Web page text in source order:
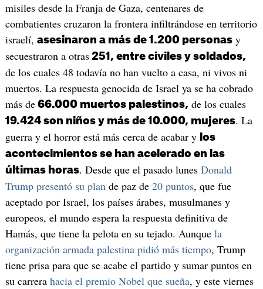
misiles desde la Franja de Gaza, centenares de
combatientes cruzaron la frontera infiltrándose en territorio
israelí, asesinaron a más de 1.200 personasy
secuestraron a otras251, entre civiles y soldados,
de los cuales 48 todavía no han vuelto a casa, ni vivos ni
muertos. La respuesta genocida de Israel ya se ha cobrado
más de66.000 muertos palestinos, de los cuales
19.424 son niños y más de 10.000, mujeres. La
guerra y el horror está más cerca de acabar y los
acontecimientos se han acelerado en las
últimas horas. Desde que el pasado lunes Donald
Trump presentó su plande paz de 20 puntos, que fue
aceptado por Israel, los países árabes, musulmanes y
europeos, el mundo espera la respuesta definitiva de
Hamás, que tiene la pelota en su tejado. Aunque la
organización armada palestina pidió más tiempo, Trump
tiene prisa para que se acabe el partido y sumar puntos en
su carrera hacia el premio Nobel que sueña, y este viernes